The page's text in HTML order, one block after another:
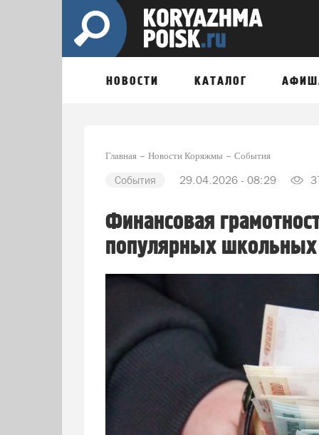
НОВОСТИ КАТАЛОГ
Главная Новости Коряжмы События
События 29.04.2026 - 08:29
Финансовая
популярных школьных